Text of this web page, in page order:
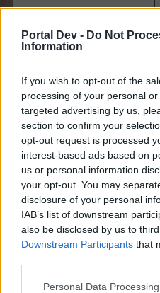
Portal Dev - Do Not
Information
If you wish to opt-out of the
processing of your personal
targeted advertising by us,
section to confirm your
opt-out request is processed
interest-based ads based on
us or personal information
your opt-out. You may
disclosure of your personal
IAB’s list of downstream
also be disclosed by us to
Downstream Participants that
Personal Data